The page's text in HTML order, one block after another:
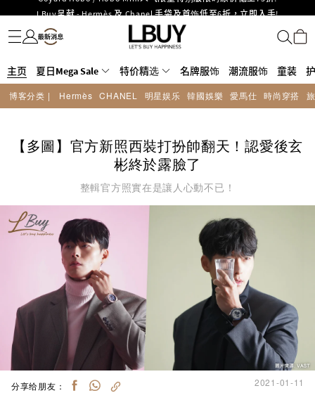
LBuy呈献 - Hermès 及 Chanel 手袋及首饰低至6折，立即入手!
LBuy Nintendo Switch / Nintendo Switch 2 正规商品零售店登陆MOKO 4楼
426号铺！
MOKO 1楼175号铺旗舰店特设名牌Hermès、CHANEL及LV专区！
购物满HKD500即享免运费！
LBuy获香港知识产权署颁发2026《正版正货承诺》商标
LBuy MEGA SALE 精选名牌手袋及小皮具低至6折
名牌服饰
潮流服饰
童装
护肤美妆
香水香薰
个人护理
母婴护理
游戏及精品玩具
文仪用品
家居生活
电子产品
美食
医药保健
运动与户外用品
主页 夏日Mega Sale 特价精选 名牌服饰 潮流服饰 童装
博客分类 | Hermès CHANEL 明星娱乐 韓國娛樂 愛馬仕 時尚穿搭
【多圖】官方新照西裝打扮帥翻天！認愛後玄
彬終於露臉了
整輯官方照實在是讓人心動不已！
分享给朋友： 2021-01-11